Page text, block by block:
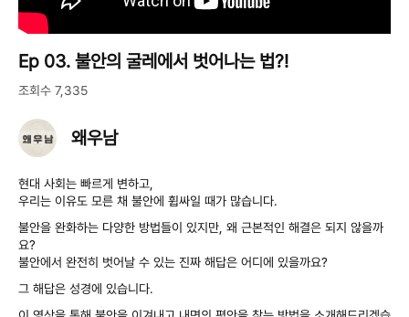
Ep 03. 불안의 굴레에서 벗어나는 법?!
조회수 7,335
왜우남
현대 사회는 빠르게 변하고,
우리는 이유도 모른 채 불안에 휩싸일 때가 많습니다.
불안을 완화하는 다양한 방법들이 있지만, 왜 근본적인 해결은 되지 않을까
요?
불안에서 완전히 벗어날 수 있는 진짜 해답은 어디에 있을까요?
그 해답은 성경에 있습니다.